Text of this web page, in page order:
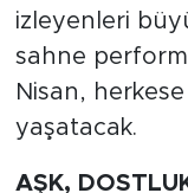
izleyenleri
sahne
Nisan,
yaşatacak.
AŞK,